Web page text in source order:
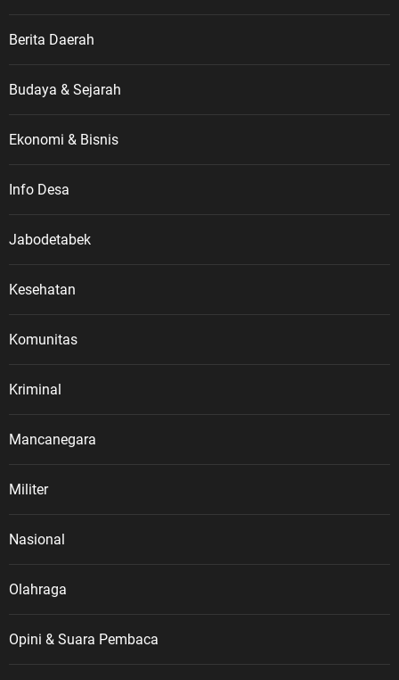
Berita Daerah
Budaya & Sejarah
Ekonomi & Bisnis
Info Desa
Jabodetabek
Kesehatan
Komunitas
Kriminal
Mancanegara
Militer
Nasional
Olahraga
Opini & Suara Pembaca